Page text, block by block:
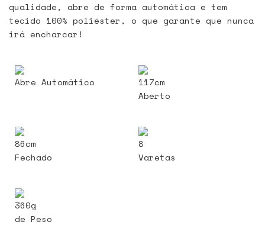
qualidade, abre de forma automática e tem
tecido 100% poliéster, o que garante que nunca
irá encharcar!
Abre Automático
117cm
Aberto
86cm
Fechado
8
Varetas
360g
de Peso